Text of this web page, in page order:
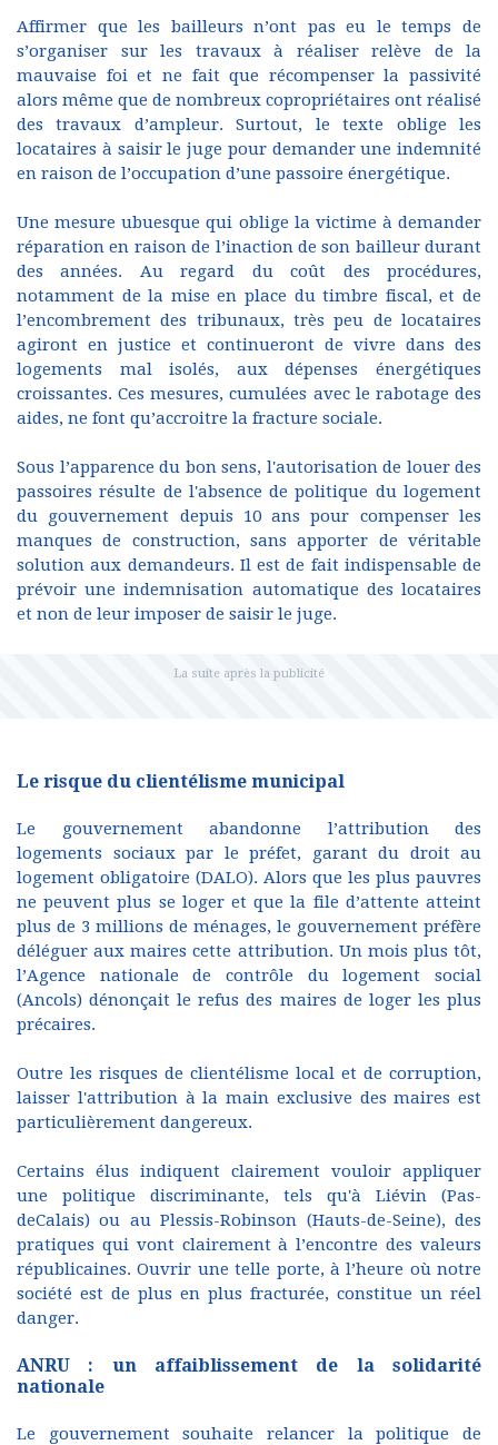
Affirmer que les bailleurs n’ont pas eu le temps de
s’organiser sur les travaux à réaliser relève de la
mauvaise foi et ne fait que récompenser la passivité
alors même que de nombreux copropriétaires ont réalisé
des travaux d’ampleur. Surtout, le texte oblige les
locataires à saisir le juge pour demander une indemnité
en raison de l’occupation d’une passoire énergétique.
Une mesure ubuesque qui oblige la victime à demander
réparation en raison de l’inaction de son bailleur durant
des années. Au regard du coût des procédures,
notamment de la mise en place du timbre fiscal, et de
l’encombrement des tribunaux, très peu de locataires
agiront en justice et continueront de vivre dans des
logements mal isolés, aux dépenses énergétiques
croissantes. Ces mesures, cumulées avec le rabotage des
aides, ne font qu’accroitre la fracture sociale.
Sous l’apparence du bon sens, l'autorisation de louer des
passoires résulte de l'absence de politique du logement
du gouvernement depuis 10 ans pour compenser les
manques de construction, sans apporter de véritable
solution aux demandeurs. Il est de fait indispensable de
prévoir une indemnisation automatique des locataires
et non de leur imposer de saisir le juge.
Le risque du clientélisme municipal
Le gouvernement abandonne l’attribution des
logements sociaux par le préfet, garant du droit au
logement obligatoire (DALO). Alors que les plus pauvres
ne peuvent plus se loger et que la file d’attente atteint
plus de 3 millions de ménages, le gouvernement préfère
déléguer aux maires cette attribution. Un mois plus tôt,
l’Agence nationale de contrôle du logement social
(Ancols) dénonçait le refus des maires de loger les plus
précaires.
Outre les risques de clientélisme local et de corruption,
laisser l'attribution à la main exclusive des maires est
particulièrement dangereux.
Certains élus indiquent clairement vouloir appliquer
une politique discriminante, tels qu'à Liévin (Pas-
deCalais) ou au Plessis-Robinson (Hauts-de-Seine), des
pratiques qui vont clairement à l’encontre des valeurs
républicaines. Ouvrir une telle porte, à l’heure où notre
société est de plus en plus fracturée, constitue un réel
danger.
ANRU : un affaiblissement de la solidarité
nationale
Le gouvernement souhaite relancer la politique de